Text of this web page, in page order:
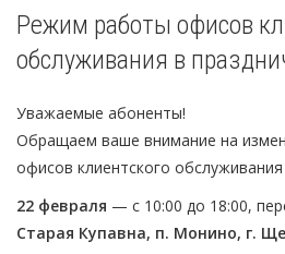
Режим работы офисов
обслуживания в
Уважаемые абоненты!
Обращаем ваше внимание на
офисов клиентского
22 февраля — с 10:00 до 18:00,
Старая Купавна, п. Монино, г.